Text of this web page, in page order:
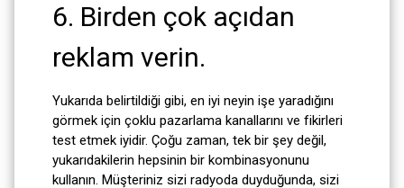
6. Birden çok açıdan
reklam verin.
Yukarıda belirtildiği gibi, en iyi neyin işe yaradığını
görmek için çoklu pazarlama kanallarını ve fikirleri
test etmek iyidir. Çoğu zaman, tek bir şey değil,
yukarıdakilerin hepsinin bir kombinasyonunu
kullanın. Müşteriniz sizi radyoda duyduğunda, sizi